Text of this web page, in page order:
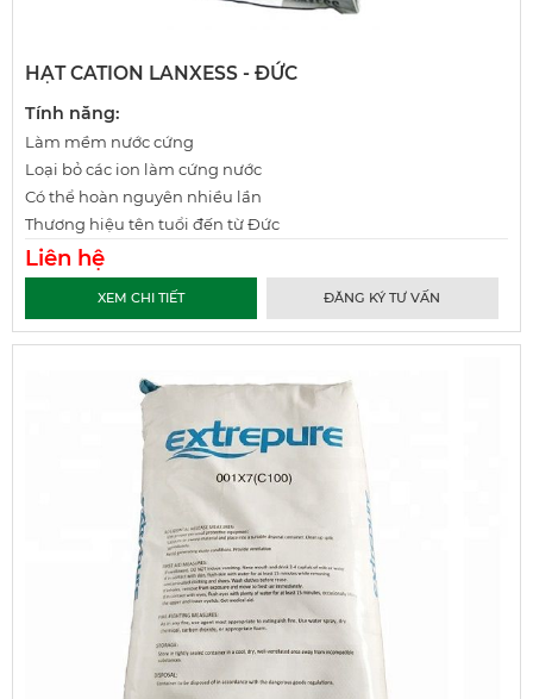
HẠT CATION LANXESS - ĐỨC
Tính năng:
Làm mềm nước cứng
Loại bỏ các ion làm cứng nước
Có thể hoàn nguyên nhiều lần
Thương hiệu tên tuổi đến từ Đức
Liên hệ
XEM CHI TIẾT ĐĂNG KÝ TƯ VẤN